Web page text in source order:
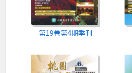
第19卷第4期季刊